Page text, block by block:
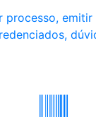
processo,